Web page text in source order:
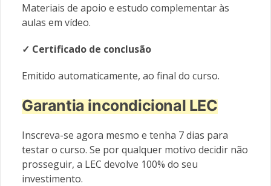
Materiais de apoio e estudo complementar às
aulas em vídeo.
✓ Certificado de conclusão
Emitido automaticamente, ao final do curso.
Garantia incondicional LEC
Inscreva-se agora mesmo e tenha 7 dias para
testar o curso. Se por qualquer motivo decidir não
prosseguir, a LEC devolve 100% do seu
investimento.